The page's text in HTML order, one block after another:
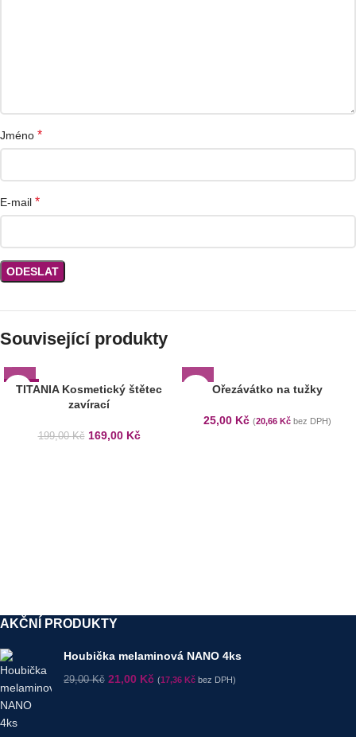
Jméno *
E-mail *
Související produkty
-15%
TITANIA Kosmetický štětec
zavírací
199,00Kč 169,00 Kč
Ořezávátko na tužky
25,00 Kč (20,66 Kčbez DPH)
AKČNÍ PRODUKTY
Houbička melaminová NANO 4ks
29,00Kč 21,00 Kč (17,36 Kč bez DPH)